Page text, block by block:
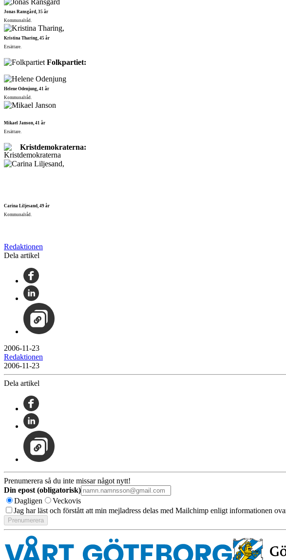
Jonas Ransgård, 35 år
Kommunalråd.
Kristina Tharing, 45 år
Ersättare.
Folkpartiet:
Helene Odenjung, 41 år
Kommunalråd.
Mikael Janson, 41 år
Ersättare.
Kristdemokraterna:
Carina Liljesand, 49 år
Kommunalråd.
Redaktionen
Dela artikel
2006-11-23
Redaktionen
2006-11-23
Dela artikel
Prenumerera så du inte missar något nytt!
Din epost (obligatorisk)
Dagligen
Veckovis
Jag har läst och förstått att min mejladress delas med Mailchimp enligt informationen